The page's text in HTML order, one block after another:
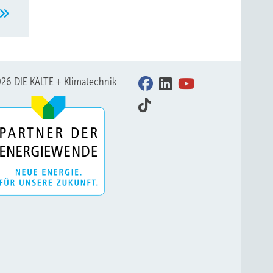
DIE KÄLTE + Klimatechnik